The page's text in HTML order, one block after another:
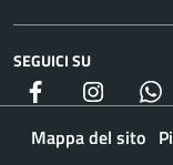
SEGUICI SU
Facebook Instagram
Mappa del sito